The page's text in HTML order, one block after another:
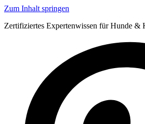
Zum Inhalt springen
Zertifiziertes Expertenwissen für Hunde &